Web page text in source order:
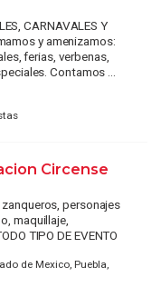
CARNAVALES Y
y amenizamos:
ferias, verbenas,
Contamos ...
Circense
personajes
maquillaje,
TIPO DE EVENTO
de Mexico, Puebla,